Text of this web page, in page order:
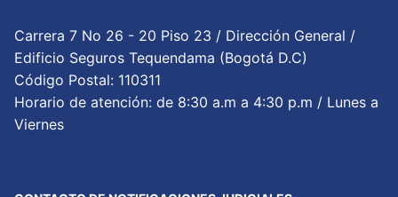
Carrera 7 No 26 - 20 Piso 23 / Dirección General /
Edificio Seguros Tequendama (Bogotá D.C)
Código Postal: 110311
Horario de atención: de 8:30 a.m a 4:30 p.m / Lunes a
Viernes